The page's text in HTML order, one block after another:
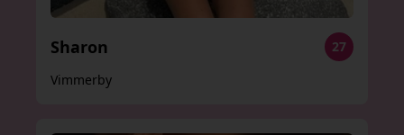
Sharon
27
Vimmerby